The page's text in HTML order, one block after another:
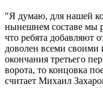
"Я думаю, для нашей
нынешнем составе мы
что ребята добавляют
доволен всеми
окончания третьего
ворота, то концовка
считает Михаил